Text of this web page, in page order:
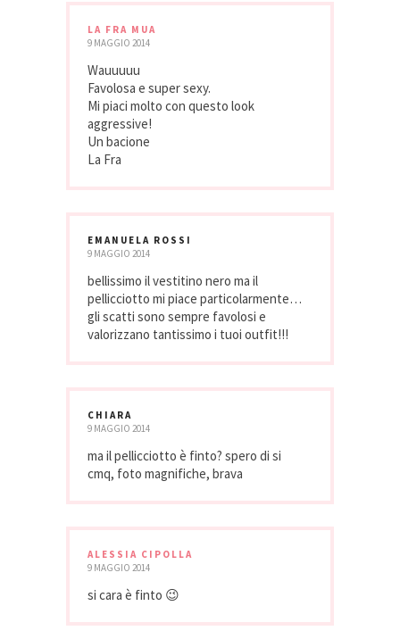
LA FRA MUA
9 MAGGIO 2014
Wauuuuu
Favolosa e super sexy.
Mi piaci molto con questo look
aggressive!
Un bacione
La Fra
EMANUELA ROSSI
9 MAGGIO 2014
bellissimo il vestitino nero ma il
pellicciotto mi piace particolarmente…
gli scatti sono sempre favolosi e
valorizzano tantissimo i tuoi outfit!!!
CHIARA
9 MAGGIO 2014
ma il pellicciotto è finto? spero di si
cmq, foto magnifiche, brava
ALESSIA CIPOLLA
9 MAGGIO 2014
si cara è finto 😉